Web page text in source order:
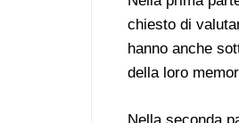
chiesto di
hanno anche
della loro